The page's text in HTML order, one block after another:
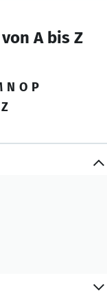
A bis Z
N O P
Z